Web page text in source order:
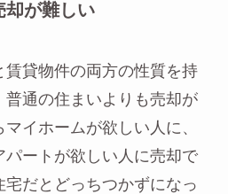
却が難しい
賃貸物件の両方の性質を持
普通の住まいよりも売却が
イホームが欲しい人に、
パートが欲しい人に売却で
宅だとどっちつかずになっ